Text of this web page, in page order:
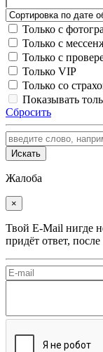
Только с
Только с
Только с
Только VIP
Только со
Показывать
Сбросить
Искать
Жалоба
×
Твой E-Mail нигде
придёт ответ,